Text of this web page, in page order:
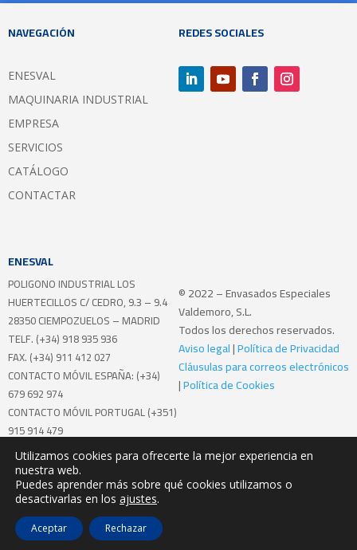
NAVEGACIÓN
ENESVAL
MAQUINARIA INDUSTRIAL
EMPRESA
SERVICIOS
CATÁLOGO
CONTACTAR
REDES SOCIALES
ENESVAL
POLIGONO INDUSTRIAL LOS
HUERTECILLOS C/ CEDRO, 9.3 – 9.4
28350 CIEMPOZUELOS – MADRID
TELF. (+34) 918 935 936
FAX. (+34) 911 412 027
CONTACTO MÓVIL ESPAÑA: (+34)
679 692 974
CONTACTO MÓVIL PORTUGAL (+351)
915 914 479
© 2022 – Envasados Especiales
Valdemoro, S.L.
Todos los derechos reservados.
Aviso legal|Política de Privacidad
Cláusulas para correos electrónicos
|Política de Cookies
Realizando el programa de Mentoring
Internacional
Utilizamos cookies para ofrecerte la mejor experiencia en
nuestra web.
Puedes aprender más sobre qué cookies utilizamos o
desactivarlas en los ajustes.
Aceptar Rechazar